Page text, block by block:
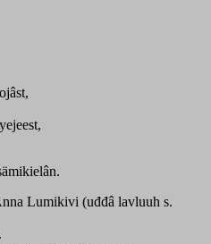
Lumikivi (uđđâ lavluuh s.